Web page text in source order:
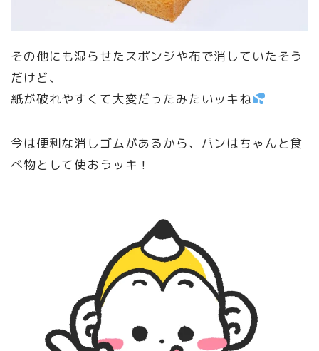
その他にも湿らせたスポンジや布で消していたそう
だけど、
紙が破れやすくて大変だったみたいッキね
今は便利な消しゴムがあるから、パンはちゃんと食
べ物として使おうッキ！